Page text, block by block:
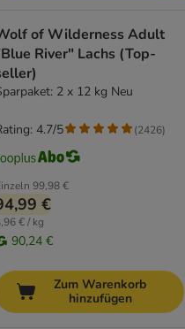
of Wilderness Adult
River" Lachs (Top-
2 x 12 kg Neu
99,98 €
€
€ / kg
90,24 €
4.7/5 (2426)
Zum Warenkorb
hinzufügen